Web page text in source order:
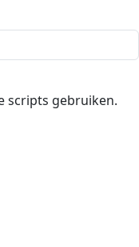
scripts gebruiken.